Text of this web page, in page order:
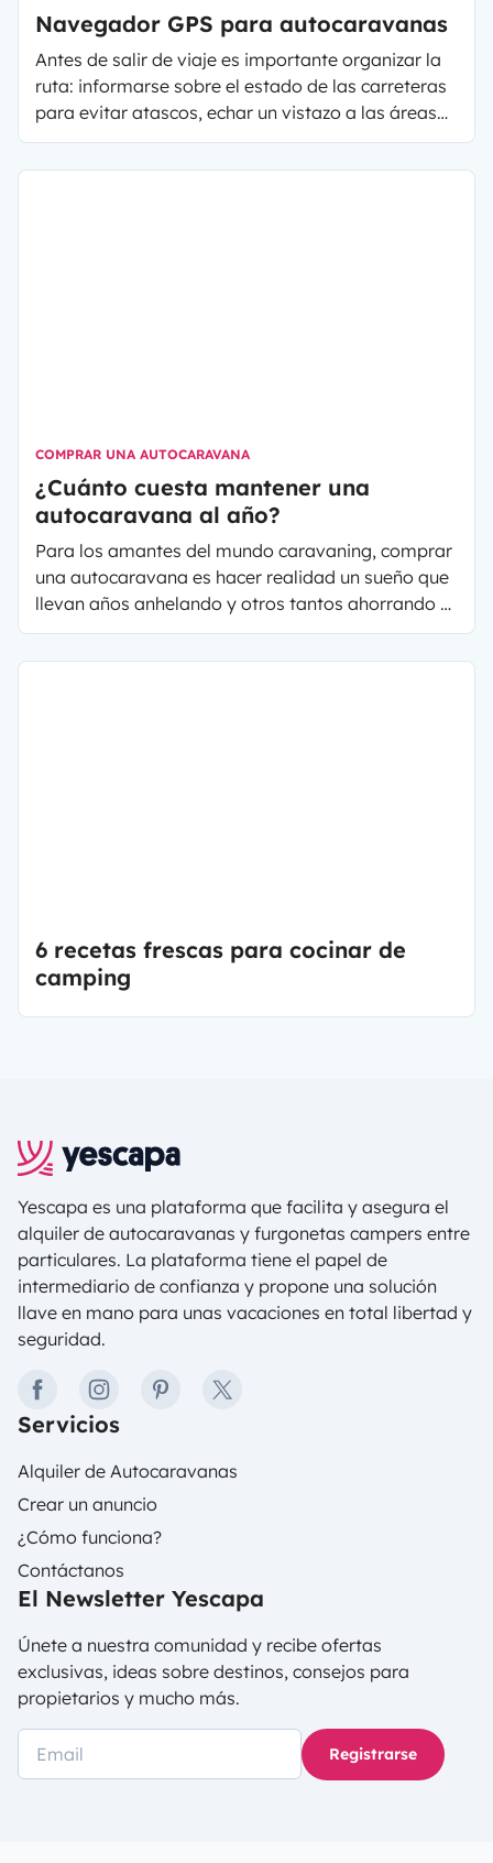
Navegador GPS para autocaravanas
Antes de salir de viaje es importante organizar la
ruta: informarse sobre el estado de las carreteras
para evitar atascos, echar un vistazo a las áreas
de autocaravanas que encontraremos durante el
COMPRAR UNA AUTOCARAVANA
¿Cuánto cuesta mantener una
autocaravana al año?
Para los amantes del mundo caravaning, comprar
una autocaravana es hacer realidad un sueño que
llevan años anhelando y otros tantos ahorrando o
buscando medios para lograrlo. El mantenimiento
6 recetas frescas para cocinar de
camping
Yescapa es una plataforma que facilita y asegura el
alquiler de autocaravanas y furgonetas campers entre
particulares. La plataforma tiene el papel de
intermediario de confianza y propone una solución
llave en mano para unas vacaciones en total libertad y
seguridad.
facebookinstagrampinteresttwitter
Servicios
Alquiler de Autocaravanas
Crear un anuncio
¿Cómo funciona?
Contáctanos
El Newsletter Yescapa
Únete a nuestra comunidad y recibe ofertas
exclusivas, ideas sobre destinos, consejos para
propietarios y mucho más.
Registrarse